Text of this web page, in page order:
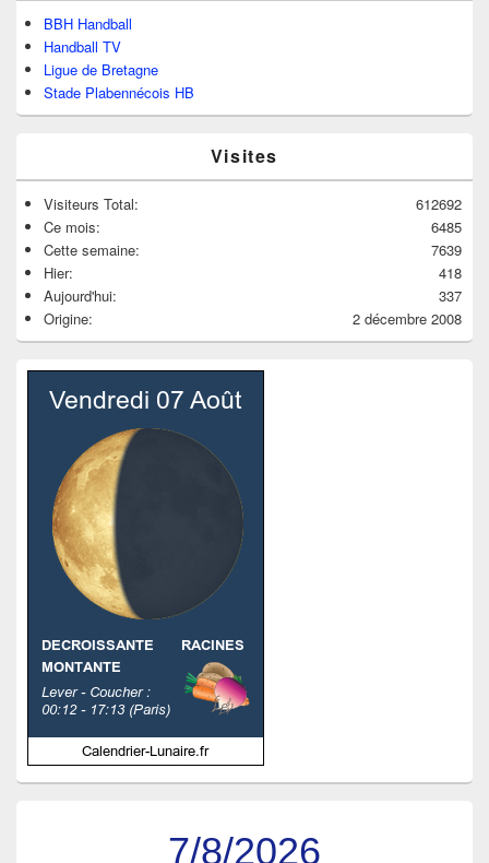
BBH Handball
Handball TV
Ligue de Bretagne
Stade Plabennécois HB
Visites
612692
Visiteurs Total:
6485
Ce mois:
7639
Cette semaine:
418
Hier:
337
Aujourd'hui:
2 décembre 2008
Origine:
7/8/2026